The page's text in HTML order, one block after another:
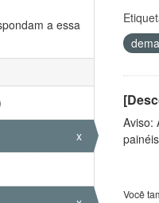
a essa
x
Aviso:
Você